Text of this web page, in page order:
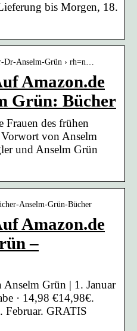
bis Morgen, 18.
Dr-Anselm-Grün › rh=n…
Amazon.de
Grün: Bücher
Frauen des frühen
von Anselm
und Anselm Grün
Anselm-Grün-Bücher
Amazon.de
–
Grün | 1. Januar
· 14,98 €14,98€.
Februar. GRATIS